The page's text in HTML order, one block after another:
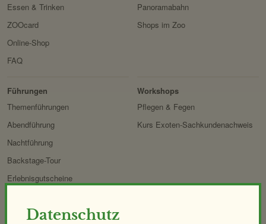
Datenschutz
Essen & Trinken
ZOOcard
Panoramabahn
Shops im Zoo
Online-Shop
FAQ
Zoo
Führungen
Themenführungen
Abendführung
Nachtführung
Backstage-Tour
Erlebnisgutscheine
Giraffen-VerFührung
Workshops
Pflegen & Fegen
Kurs Exoten-Sachkundenachweis
&
Forschung